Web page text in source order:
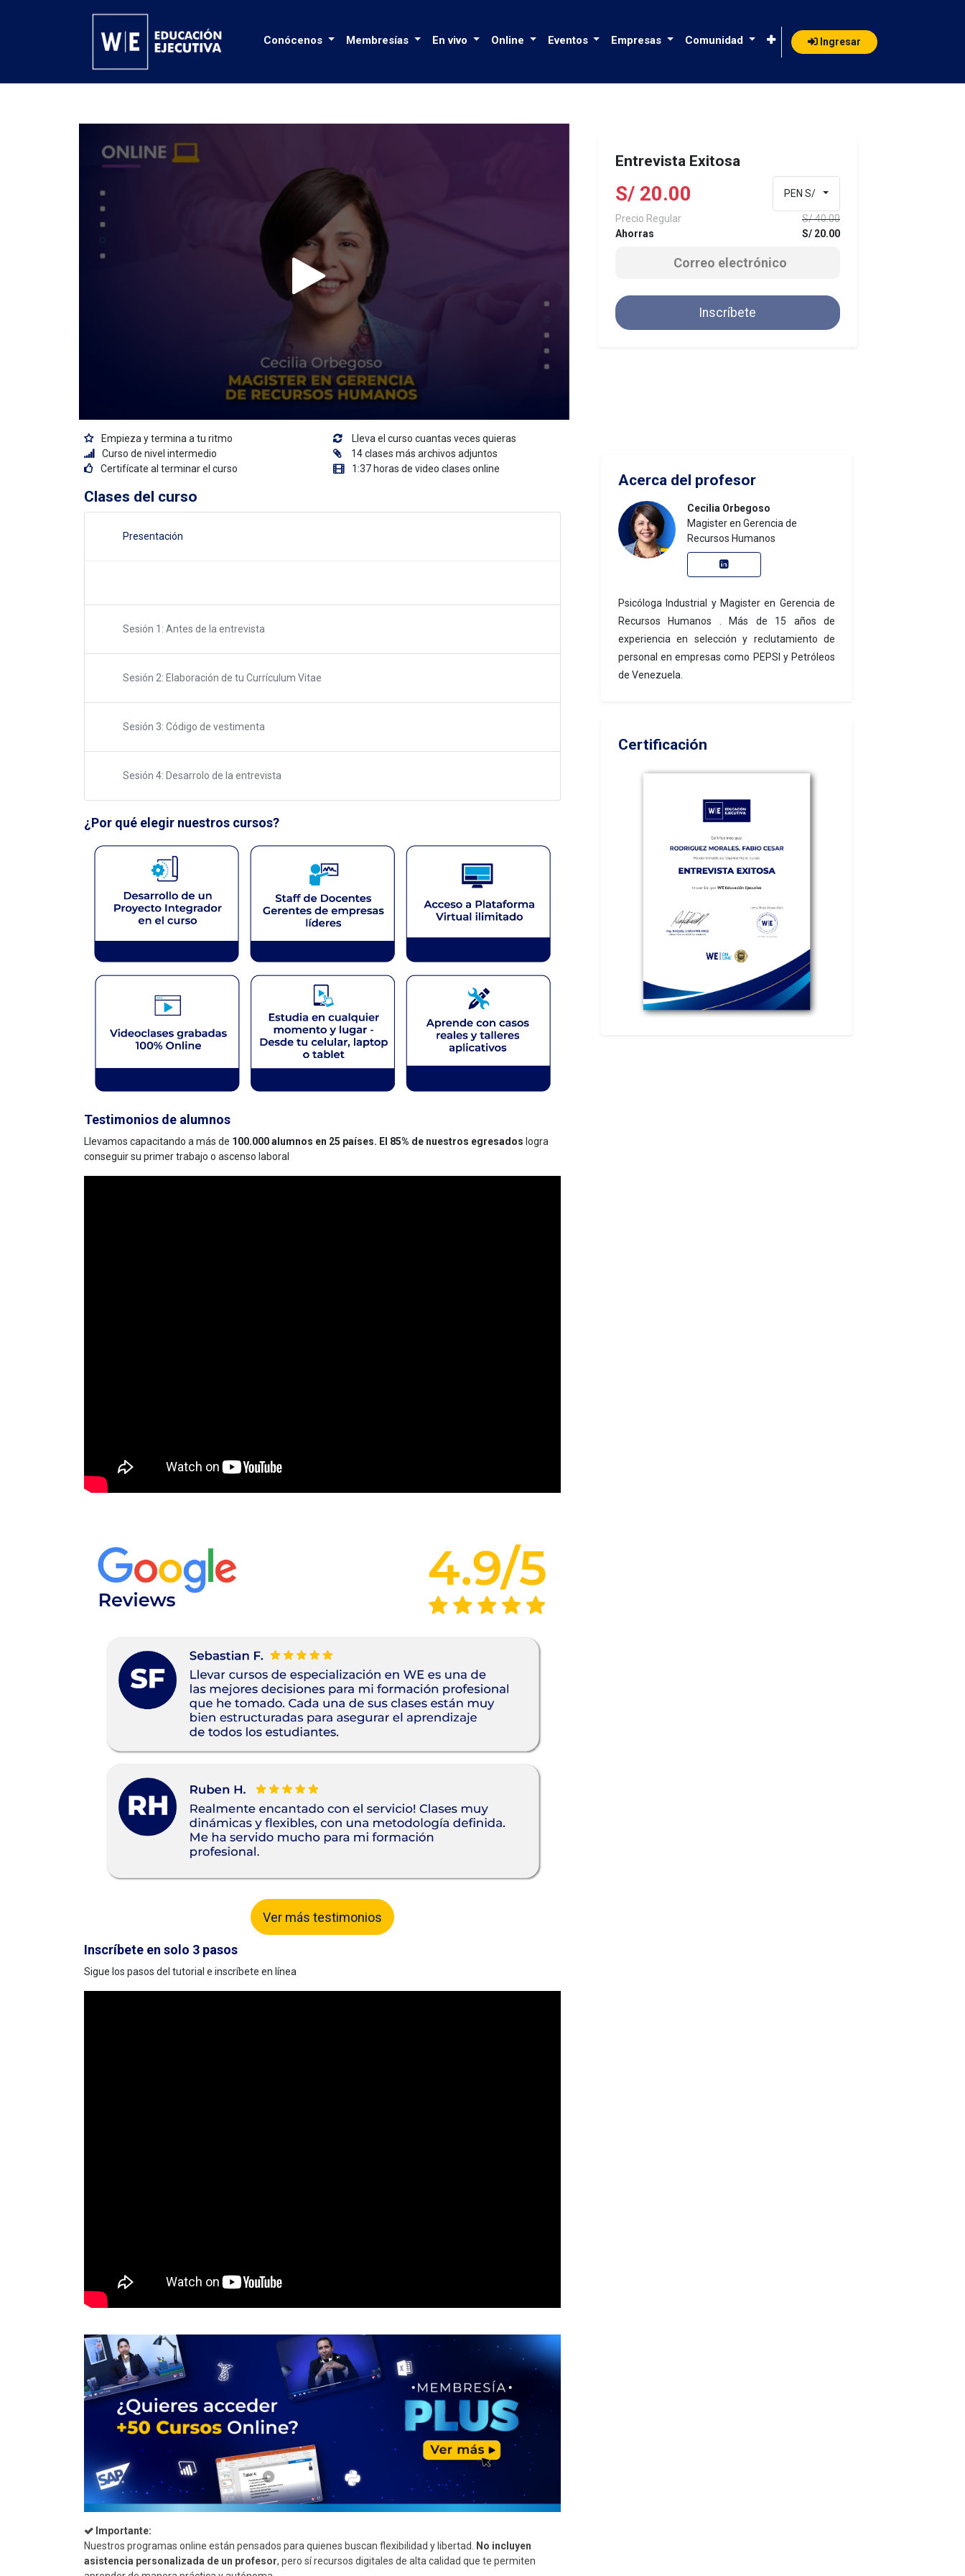
Conócenos Membresías En vivo Online Eventos Empresas Comunidad Ingresar
Entrevista Exitosa
S/ 20.00 PEN S/
Precio Regular S/40.00
Ahorras
S/ 20.00
Inscríbete
Empieza y termina a tu ritmo
Lleva el curso cuantas veces quieras
Curso de nivel intermedio
14 clases más archivos adjuntos
Certifícate al terminar el curso
1:37 horas de video clases online
Clases del curso
Presentación
Sesión 1: Antes de la entrevista
Sesión 2: Elaboración de tu Currículum Vitae
Sesión 3: Código de vestimenta
Sesión 4: Desarrolo de la entrevista
¿Por qué elegir nuestros cursos?
Testimonios de alumnos
Llevamos capacitando a más de 100.000 alumnos en 25 países. El 85% de nuestros egresados logra
conseguir su primer trabajo o ascenso laboral
Ver más testimonios
Inscríbete en solo 3 pasos
Sigue los pasos del tutorial e inscríbete en línea
Importante:
Nuestros programas online están pensados para quienes buscan flexibilidad y libertad.
No incluyen
asistencia personalizada de un profesor, pero sí recursos digitales de alta calidad que te permiten
Acerca del profesor
Cecilia Orbegoso
Magister en Gerencia de
Recursos Humanos
Psicóloga Industrial y Magister en Gerencia de
Recursos Humanos . Más de 15 años de
experiencia en selección y reclutamiento de
personal en empresas como PEPSI y Petróleos
de Venezuela.
Certificación